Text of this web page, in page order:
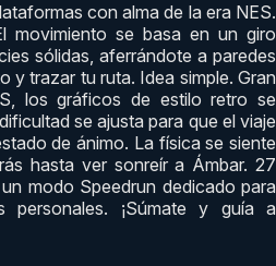
con alma de la era NES.
movimiento se basa en un giro
sólidas, aferrándote a paredes
y trazar tu ruta. Idea simple. Gran
los gráficos de estilo retro se
se ajusta para que el viaje
de ánimo. La física se siente
hasta ver sonreír a Ámbar. 27
modo Speedrun dedicado para
personales. ¡Súmate y guía a